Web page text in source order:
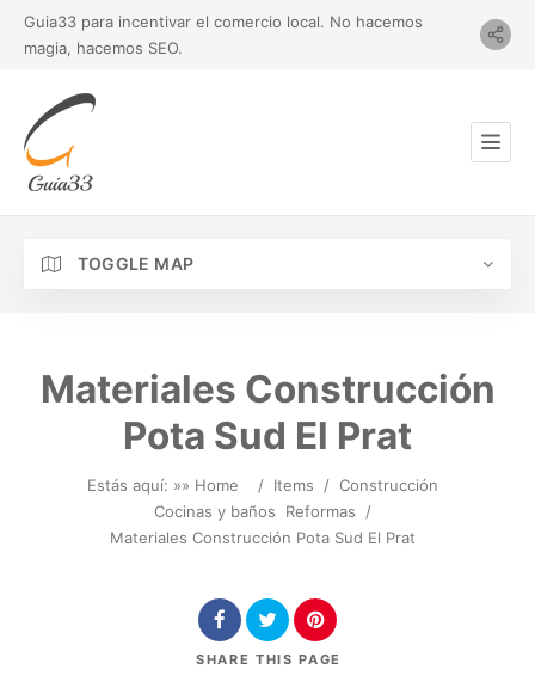
Guia33 para incentivar el comercio local. No hacemos
magia, hacemos SEO.
TOGGLE MAP
Materiales Construcción
Pota Sud El Prat
Estás aquí: »» Home / Items / Construcción
Cocinas y baños
Reformas
/
Materiales Construcción Pota Sud El Prat
SHARE THIS PAGE